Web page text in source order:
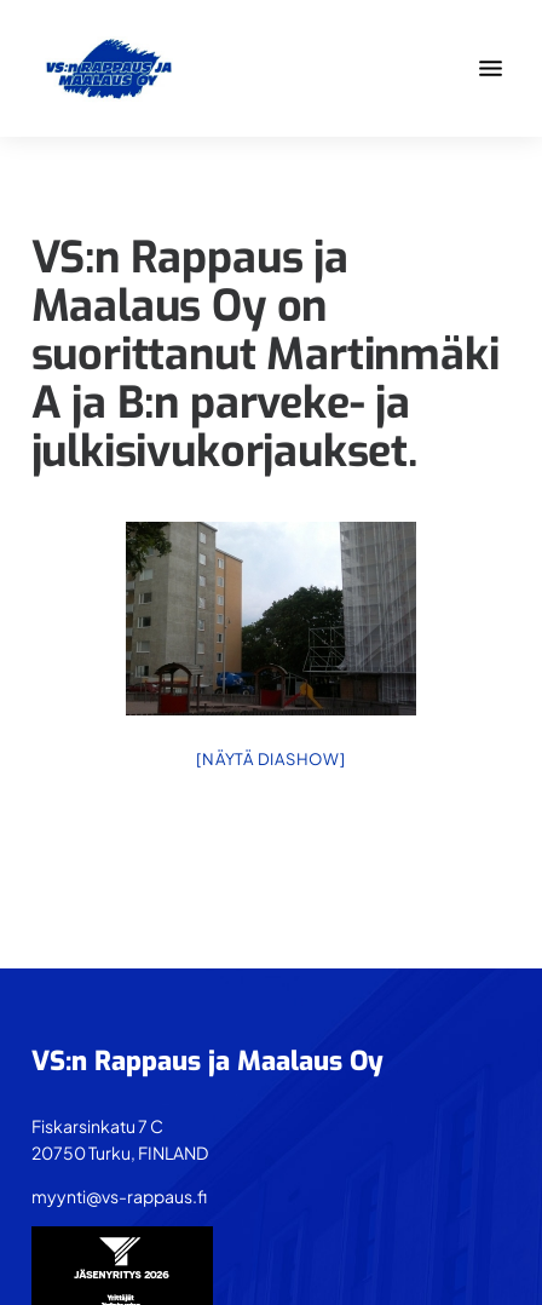
pääsisältöön
alatunnisteeseen
ja
Maalaus
Oy
Yhtiöt
-
konsernia,
ammattitaito
pohjautuu
jo
vuonna
alkaneeseen
urakointiin.
VS:n Rappaus ja
Maalaus Oy on
suorittanut Martinmäki
A ja B:n parveke- ja
julkisivukorjaukset.
[NÄYTÄ DIASHOW]
VS:n Rappaus ja Maalaus Oy
Fiskarsinkatu 7 C
20750 Turku, FINLAND
myynti@vs-rappaus.fi